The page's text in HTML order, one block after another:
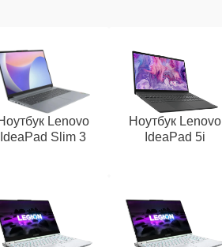
Lenovo
IdeaPad Slim 3
Ноутбук Lenovo
IdeaPad 5i